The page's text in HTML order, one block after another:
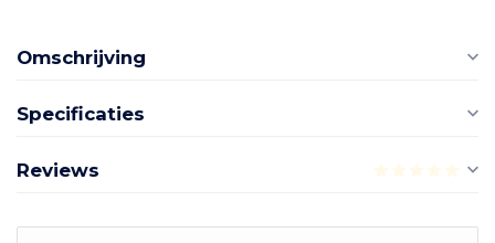
Omschrijving
Specificaties
Reviews